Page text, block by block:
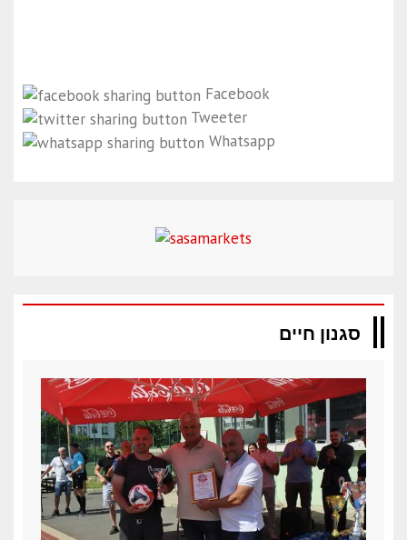
Facebook
Tweeter
Whatsapp
סגנון חיים